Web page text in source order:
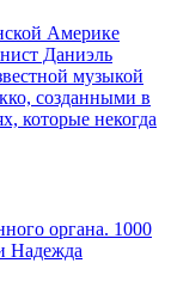
Америке
Даниэль
музыкой
созданными в
которые некогда
органа. 1000
Надежда